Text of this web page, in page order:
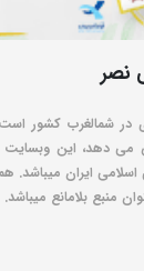
نصر
در شمالغرب کشور
دهد، این وبسایت
اسلامی ایران میباشد.
منبع بلامانع میباشد.